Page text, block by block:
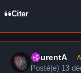
Citer
LaurentA
Posté(e) 13